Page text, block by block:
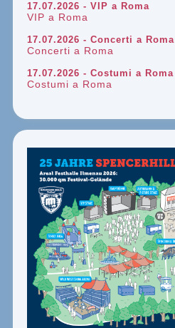
17.07.2026 - VIP a Roma
VIP a Roma
17.07.2026 - Concerti a Roma
Concerti a Roma
17.07.2026 - Costumi a Roma
Costumi a Roma